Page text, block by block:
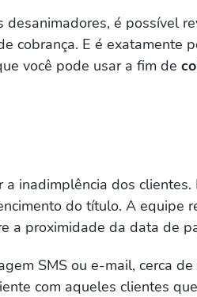
é possível
cobrança. E é exatamente
você pode usar a fim de
inadimplência dos clientes.
do título. A equipe
a proximidade da data de
SMS ou e-mail, cerca
com aqueles clientes